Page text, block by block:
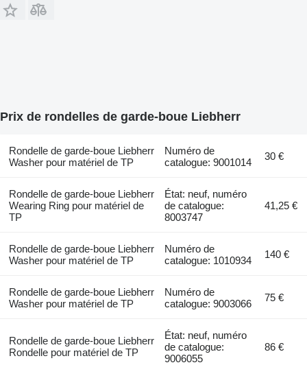
Prix de rondelles de garde-boue Liebherr
Rondelle de garde-boue Liebherr
Washer pour matériel de TP
Numéro de
catalogue: 9001014
30 €
Rondelle de garde-boue Liebherr
Wearing Ring pour matériel de
TP
État: neuf, numéro
de catalogue:
8003747
41,25 €
Rondelle de garde-boue Liebherr
Washer pour matériel de TP
Numéro de
catalogue: 1010934
140 €
Rondelle de garde-boue Liebherr
Washer pour matériel de TP
Numéro de
catalogue: 9003066
75 €
Rondelle de garde-boue Liebherr
Rondelle pour matériel de TP
État: neuf, numéro
de catalogue:
9006055
86 €